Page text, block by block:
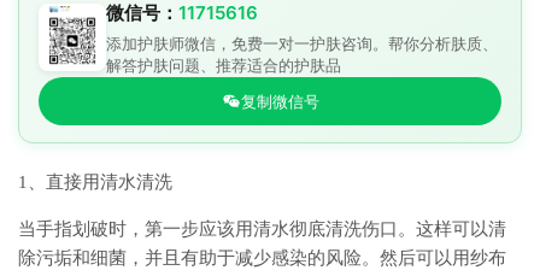
微信号： 11715616
添加护肤师微信，免费一对一护肤咨询。帮你分析肤质、
解答护肤问题、推荐适合的护肤品
复制微信号
1、直接用清水清洗
当手指划破时，第一步应该用清水彻底清洗伤口。这样可以清
除污垢和细菌，并且有助于减少感染的风险。然后可以用纱布